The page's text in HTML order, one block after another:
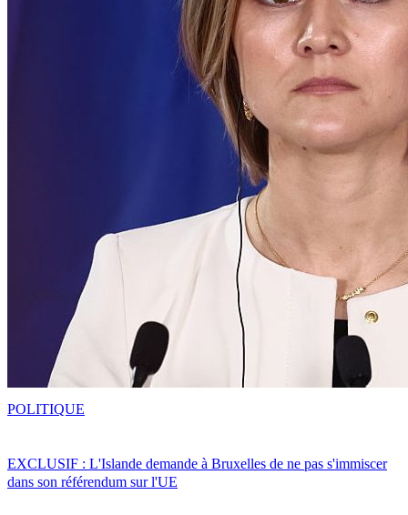
EXCLUSIF : L'Islande demande à Bruxelles de ne pas s'immiscer
dans son référendum sur l'UE
POLITIQUE